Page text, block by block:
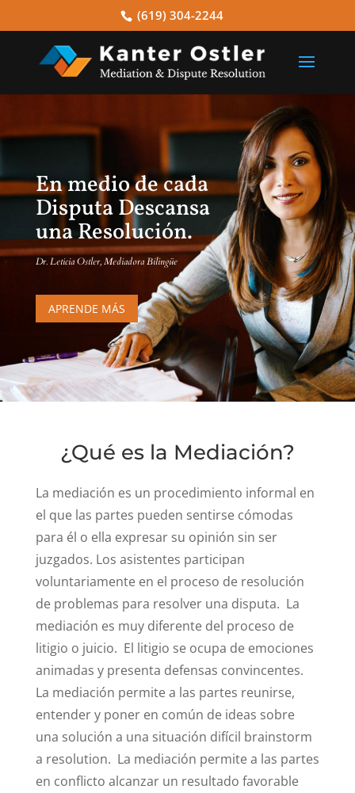
(619) 304-2244
En medio de cada
Disputa Descansa
una Resolución.
Dr. Leticia Ostler, Mediadora Bilingüe
APRENDE MÁS
¿Qué es la Mediación?
La mediación es un procedimiento informal en
el que las partes pueden sentirse cómodas
para él o ella expresar su opinión sin ser
juzgados. Los asistentes participan
voluntariamente en el proceso de resolución
de problemas para resolver una disputa. La
mediación es muy diferente del proceso de
litigio o juicio. El litigio se ocupa de emociones
animadas y presenta defensas convincentes.
La mediación permite a las partes reunirse,
entender y poner en común de ideas sobre
una solución a una situación difícil brainstorm
a resolution. La mediación permite a las partes
en conflicto alcanzar un resultado favorable